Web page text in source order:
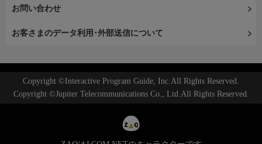
お問い合わせ
お客さまのデータ利用･外部送信について
Copyright ©Interactive Program Guide, Inc.All Rights Reserved.
Copyright ©Jupiter Telecommunications Co., Ltd.All Rights Reserved.